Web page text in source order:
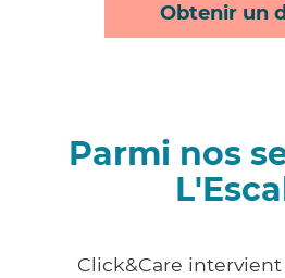
Obtenir un
Parmi nos
Click&Care intervient